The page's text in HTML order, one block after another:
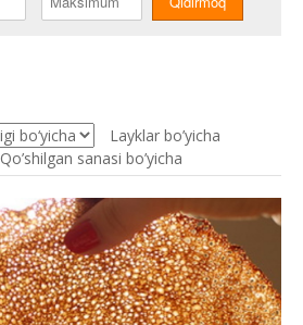
Layklar bo’yicha
Qo’shilgan sanasi bo’yicha